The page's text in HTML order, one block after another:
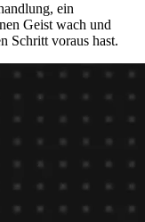
ein
Geist wach und
Schritt voraus hast.